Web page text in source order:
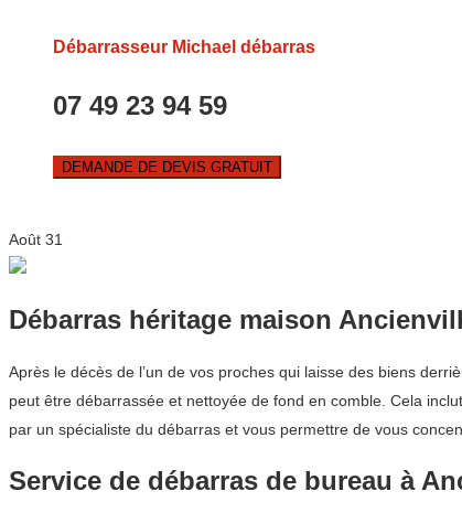
Débarrasseur Michael débarras
07 49 23 94 59
DEMANDE DE DEVIS GRATUIT
Août 31
Débarras héritage maison
Après le décès de l’un de vos proches qui laisse des biens
peut être débarrassée et nettoyée de fond en comble. Cela
par un spécialiste du débarras et vous permettre de vous
Service de débarras de bureau à